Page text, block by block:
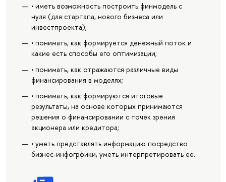
• иметь возможность построить финмодель с
нуля (для стартапа, нового бизнеса или
инвестпроекта);
• понимать, как формируется денежный поток и
какие есть способы его оптимизации;
• понимать, как отражаются различные виды
финансирования в моделях;
• понимать, как формируются итоговые
результаты, на основе которых принимаются
решения о финансировании с точек зрения
акционера или кредитора;
• уметь представлять информацию посредство
бизнес-инфогрфики, уметь интерпретировать ее.